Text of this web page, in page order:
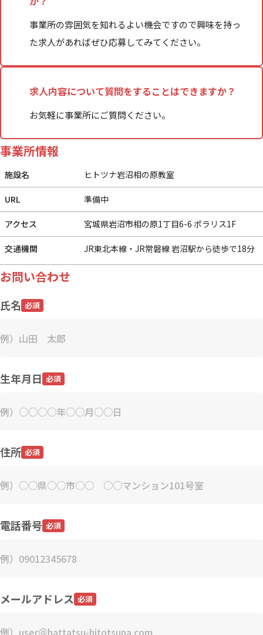
事業所の雰囲気を知れるよい機会ですので興味を持っ
た求人があればぜひ応募してみてください。
求人内容について質問をすることはできますか？
お気軽に事業所にご質問ください。
事業所情報
施設名 ヒトツナ岩沼相の原教室
URL 準備中
アクセス 宮城県岩沼市相の原1丁目6-6 ポラリス1F
交通機関 JR東北本線・JR常磐線 岩沼駅から徒歩で18分
お問い合わせ
氏名 必須
生年月日 必須
住所 必須
電話番号 必須
メールアドレス 必須